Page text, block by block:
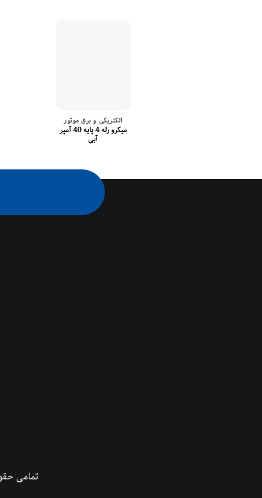
الکتریکی و برق موتور
میکرو رله 4 پایه 40 آمپر
آبی
تمامی